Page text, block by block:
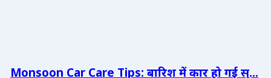
Monsoon Car Care Tips: बारिश में कार हो गई स्...